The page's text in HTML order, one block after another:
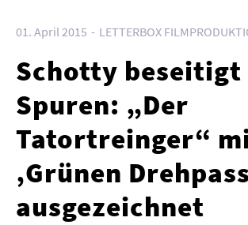
01. April 2015 LETTERBOX
Schotty beseitigt
Spuren: „Der
Tatortreinger“
‚Grünen
ausgezeichnet